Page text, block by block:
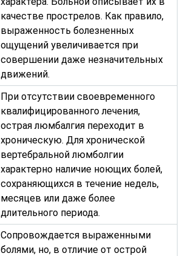
качестве прострелов. Как правило,
выраженность болезненных
ощущений увеличивается при
совершении даже незначительных
движений.
При отсутствии своевременного
квалифицированного лечения,
острая люмбалгия переходит в
хроническую. Для хронической
вертебральной люмболгии
характерно наличие ноющих болей,
сохраняющихся в течение недель,
месяцев или даже более
длительного периода.
Сопровождается выраженными
болями, но, в отличие от острой